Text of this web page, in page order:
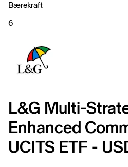
Bærekraft
6
L&G Multi-
Enhanced
UCITS ETF -